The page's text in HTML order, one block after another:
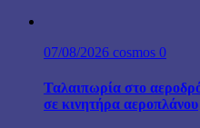
07/08/2026 cosmos 0
Ταλαιπωρία στο
σε κινητήρα αεροπλάνου